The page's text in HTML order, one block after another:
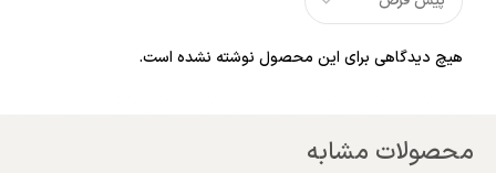
هیچ دیدگاهی برای این محصول نوشته نشده است.
محصولات مشابه